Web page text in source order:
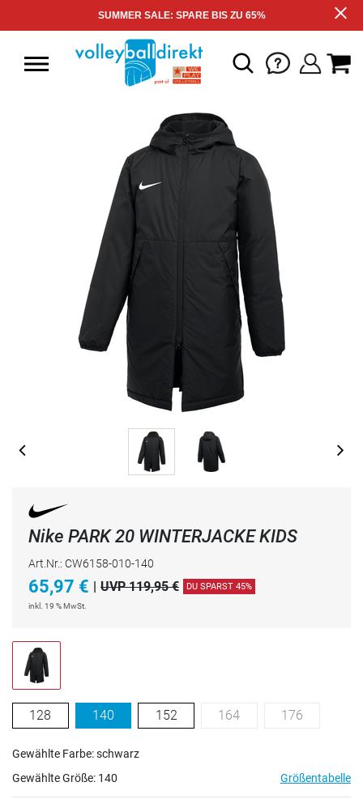
SUMMER SALE: SPARE BIS ZU 65%
Nike PARK 20 WINTERJACKE KIDS
Art.Nr.: CW6158-010-140
65,97 € | UVP 119,95 € DU SPARST 45%
inkl. 19 % MwSt.
128 140 152 164 176
Gewählte Farbe: schwarz
Gewählte Größe: 140 Größentabelle